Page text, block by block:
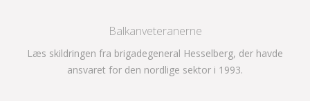
Balkanveteranerne
Læs skildringen fra brigadegeneral Hesselberg, der havde
ansvaret for den nordlige sektor i 1993.